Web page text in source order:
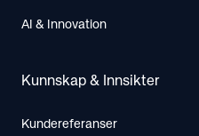
AI & Innovation
Kunnskap & Innsikter
Kundereferanser